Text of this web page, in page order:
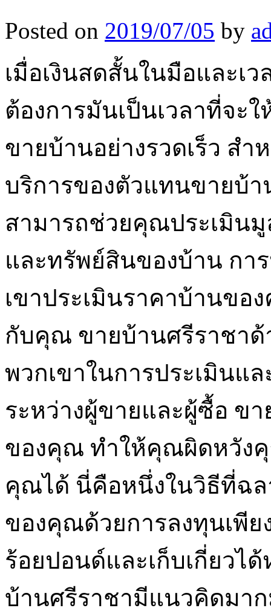
Posted on 2019/07/05 by
เมื่อเงินสดสั้นในมือและเ
ต้องการมันเป็นเวลาที่จะ
ขายบ้านอย่างรวดเร็ว ส
บริการของตัวแทนขายบ้
สามารถช่วยคุณประเมิน
และทรัพย์สินของบ้าน กา
เขาประเมินราคาบ้านข
กับคุณ ขายบ้านศรีราชาด้
พวกเขาในการประเมินแ
ระหว่างผู้ขายและผู้ซื้อ ข
ของคุณ ทำให้คุณผิดหวัง
คุณได้ นี่คือหนึ่งในวิธีที่ฉ
ของคุณด้วยการลงทุนเพี
ร้อยปอนด์และเก็บเกี่ยวไ
บ้านศรีราชามีแนวคิดมา